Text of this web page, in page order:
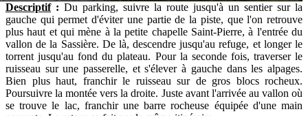
Descriptif: Du parking, suivre la route jusqu'à un sentier sur la
gauche qui permet d'éviter une partie de la piste, que l'on retrouve
plus haut et qui mène à la petite chapelle Saint-Pierre, à l'entrée du
vallon de la Sassière. De là, descendre jusqu'au refuge, et longer le
torrent jusqu'au fond du plateau. Pour la seconde fois, traverser le
ruisseau sur une passerelle, et s'élever à gauche dans les alpages.
Bien plus haut, franchir le ruisseau sur de gros blocs rocheux.
Poursuivre la montée vers la droite. Justeavant l'arrivée au vallon où
se trouve le lac, franchir une barre rocheuse équipée d'une main